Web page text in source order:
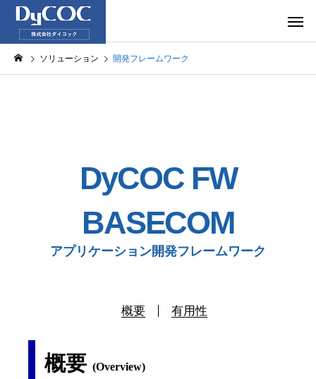
ソリューション 開発フレームワーク
DyCOC FW
BASECOM
アプリケーション開発フレームワーク
概要 有用性
概要 (Overview)